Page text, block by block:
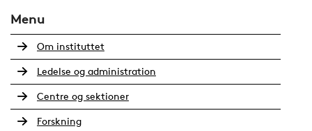
Menu
Om instituttet
Ledelse og administration
Centre og sektioner
Forskning